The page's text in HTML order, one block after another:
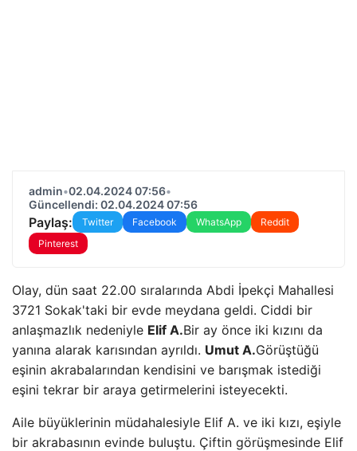
admin•02.04.2024 07:56•
Güncellendi: 02.04.2024 07:56
Paylaş: Twitter Facebook WhatsApp
Reddit
Pinterest
Olay, dün saat 22.00 sıralarında Abdi İpekçi Mahallesi
3721 Sokak'taki bir evde meydana geldi. Ciddi bir
anlaşmazlık nedeniyle Elif A.Bir ay önce iki kızını da
yanına alarak karısından ayrıldı. Umut A.Görüştüğü
eşinin akrabalarından kendisini ve barışmak istediği
eşini tekrar bir araya getirmelerini isteyecekti.
Aile büyüklerinin müdahalesiyle Elif A. ve iki kızı, eşiyle
bir akrabasının evinde buluştu. Çiftin görüşmesinde Elif